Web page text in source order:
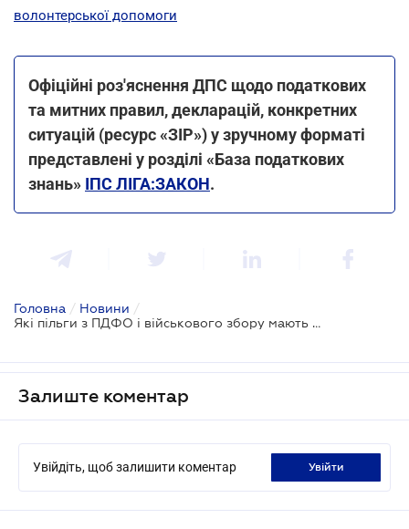
волонтерської допомоги
Офіційні роз'яснення ДПС щодо податкових
та митних правил, декларацій, конкретних
ситуацій (ресурс «ЗІР») у зручному форматі
представлені у розділі «База податкових
знань» ІПС ЛІГА:ЗАКОН.
Головна / Новини /
Які пільги з ПДФО і військового збору мають волонтери
Залиште коментар
Увійдіть, щоб залишити коментар увійти